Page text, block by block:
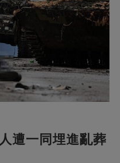
遭一同埋進亂葬